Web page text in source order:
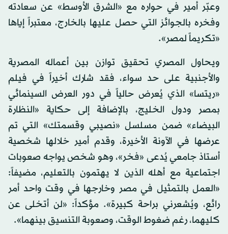
وعبّر أمير في حواره مع «الشرق الأوسط» عن سعادته
وفخره بالجوائز التي حصل عليها بالخارج، معتبراً إياها
«تكريماً لمصر».
ويحاول المصري تحقيق توازن بين أعماله المصرية
والأجنبية على حد سواء، فقد شارك أخيراً في فيلم
«ريتسا» الذي يُعرض حالياً في دور العرض السينمائي
بمصر ودول الخليج، بالإضافة إلى حكاية «النظارة
البيضاء» ضمن مسلسل «نصيبي وقسمتك» التي تم
عرضها في الآونة الأخيرة، وقدم أمير خلالها شخصية
أستاذ جامعي يُدعى «فخر»، وهو شخص يواجه صعوبات
اجتماعية مع أهله الذين لا يهتمون بالتعليم، مضيفاً:
«العمل بالتمثيل في مصر وخارجها في وقت واحد أمر
رائع، ويُشعرني براحة كبيرة». مؤكداً: «لن أتخلى عن
كليهما، رغم ضغوط الوقت، وصعوبة التنسيق بينهما».